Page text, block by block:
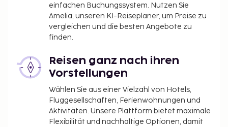
einfachen Buchungssystem. Nutzen Sie
Amelia, unseren KI-Reiseplaner, um Preise zu
vergleichen und die besten Angebote zu
finden.
Reisen ganz nach ihren
Vorstellungen
Wählen Sie aus einer Vielzahl von Hotels,
Fluggesellschaften, Ferienwohnungen und
Aktivitäten. Unsere Plattform bietet maximale
Flexibilität und nachhaltige Optionen, damit